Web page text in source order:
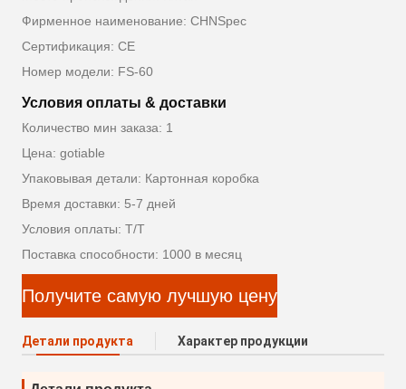
Фирменное наименование: CHNSpec
Сертификация: CE
Номер модели: FS-60
Условия оплаты & доставки
Количество мин заказа: 1
Цена: gotiable
Упаковывая детали: Картонная коробка
Время доставки: 5-7 дней
Условия оплаты: T/T
Поставка способности: 1000 в месяц
Получите самую лучшую цену
Детали продукта Характер продукции